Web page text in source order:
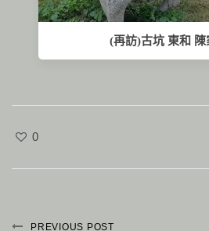
(再訪)古坑 東和 陳
0
PREVIOUS POST